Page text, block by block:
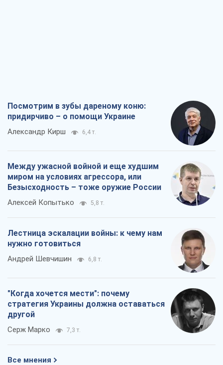
Посмотрим в зубы дареному коню:
придирчиво – о помощи Украине
Александр Кирш 6,4 т.
Между ужасной войной и еще худшим
миром на условиях агрессора, или
Безысходность – тоже оружие России
Алексей Копытько 5,8 т.
Лестница эскалации войны: к чему нам
нужно готовиться
Андрей Шевчишин 6,8 т.
"Когда хочется мести": почему
стратегия Украины должна оставаться
другой
Серж Марко 7,3 т.
Все мнения